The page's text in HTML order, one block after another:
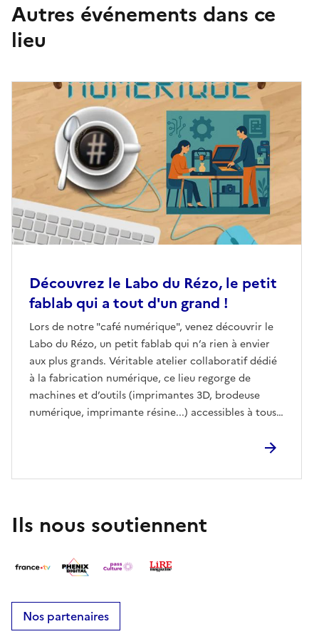
Autres événements dans ce
lieu
Découvrez le Labo du Rézo, le petit
fablab qui a tout d'un grand !
Lors de notre "café numérique", venez découvrir le
Labo du Rézo, un petit fablab qui n’a rien à envier
aux plus grands. Véritable atelier collaboratif dédié
à la fabrication numérique, ce lieu regorge de
machines et d’outils (imprimantes 3D, brodeuse
numérique, imprimante résine...) accessibles à tous
avec l’équipe du Labo, une invitation à explorer un
et où chacun peut devenir acteur de ses idées,
même sans connaissances techniques préalables.
Ils nous soutiennent
Nos partenaires